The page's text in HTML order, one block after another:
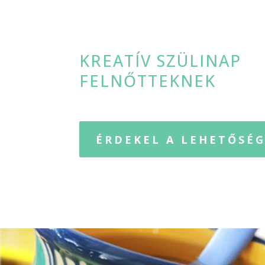
KREATÍV SZÜLINAP
FELNŐTTEKNEK
ÉRDEKEL A